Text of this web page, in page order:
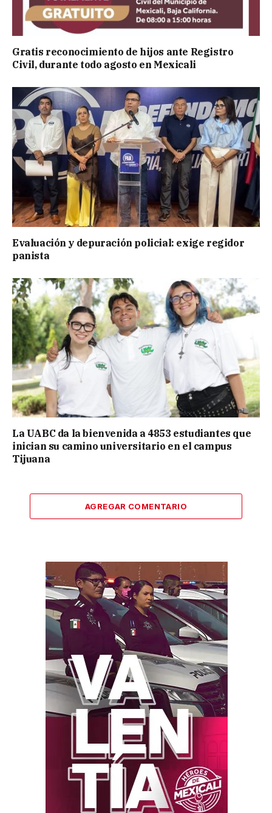
Gratis reconocimiento de hijos ante Registro
Civil, durante todo agosto en Mexicali
Evaluación y depuración policial: exige regidor
panista
La UABC da la bienvenida a 4853 estudiantes que
inician su camino universitario en el campus
Tijuana
AGREGAR COMENTARIO